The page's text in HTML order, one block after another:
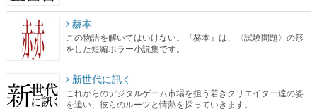
赫本
この物語を解いてはいけない。『赫本』は、〈試験問題〉の形
をした短編ホラー小説集です。
新世代に訊く
これからのデジタルゲーム市場を担う若きクリエイター達の姿
を追い、彼らのルーツと情熱を探っていきます。